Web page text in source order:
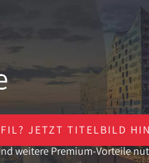
JETZT TITELBILD
weitere Premium-Vorteile